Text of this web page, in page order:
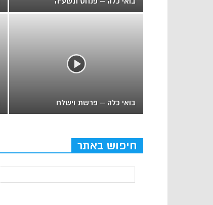
בואי כלה – פרשת וישלח
חיפוש באתר